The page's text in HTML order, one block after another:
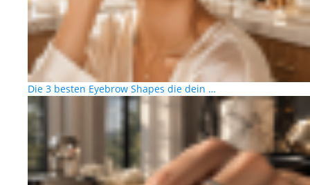
Die 3 besten Eyebrow Shapes die dein …